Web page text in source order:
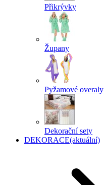
Přikrývky
Župany
Pyžamové overaly
Dekorační sety
DEKORACE(aktuální)